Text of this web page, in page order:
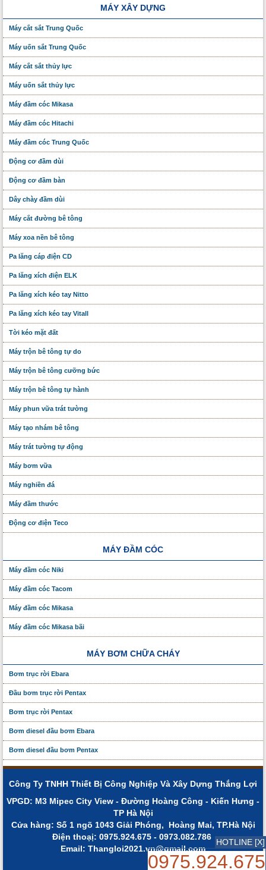
MÁY XÂY DỰNG
Máy cắt sắt Trung Quốc
Máy uốn sắt Trung Quốc
Máy cắt sắt thủy lực
Máy uốn sắt thủy lực
Máy đầm cóc Mikasa
Máy đầm cóc Hitachi
Máy đầm cóc Trung Quốc
Động cơ đầm dùi
Động cơ đầm bàn
Dây chày đầm dùi
Máy cắt đường bê tông
Máy xoa nền bê tông
Pa lăng cáp điện CD
Pa lăng xích điện ELK
Pa lăng xích kéo tay Nitto
Pa lăng xích kéo tay Vitall
Tời kéo mặt đất
Máy trộn bê tông tự do
Máy trộn bê tông cưỡng bức
Máy trộn bê tông tự hành
Máy phun vữa trát tường
Máy tạo nhám bê tông
Máy trát tường tự động
Máy bơm vữa
Máy nghiền đá
Máy đầm thước
Động cơ điện Teco
MÁY ĐẦM CÓC
Máy đầm cóc Niki
Máy đầm cóc Tacom
Máy đầm cóc Mikasa
Máy đầm cóc Mikasa bãi
MÁY BƠM CHỮA CHÁY
Bơm trục rời Ebara
Đầu bơm trục rời Pentax
Bơm trục rời Pentax
Bơm diesel đầu bơm Ebara
Bơm diesel đầu bơm Pentax
Công Ty TNHH Thiết Bị Công Nghiệp Và Xây Dựng Thắng Lợi
VPGD: M3 Mipec City View - Đường Hoàng Công - Kiến Hưng -
TP Hà Nội
Cửa hàng: Số 1 ngõ 1043 Giải Phóng, Hoàng Mai, TP.Hà Nội
Điện thoạị: 0975.924.675 - 0973.082.786
Email: Thangloi2021.vn@gmail.com
HOTLINE [X]
0975.924.675